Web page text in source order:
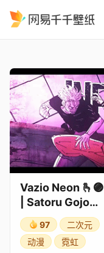
Vazio Neon 🫰🟣
| Satoru Gojo
(Pt II) | Neow
Part.@MKTMus
icZ
97
二次元
动漫
霓虹